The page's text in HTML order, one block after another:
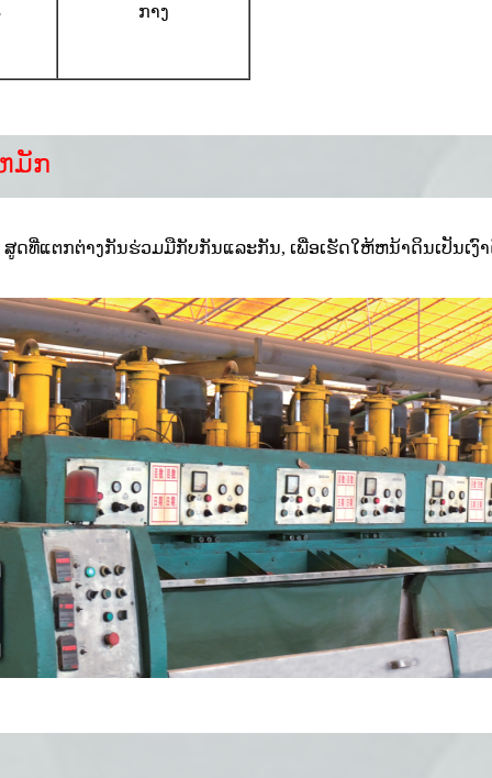
ກາງ
ມັກ​
ສູດທີ່ແຕກຕ່າງກັນຮ່ວມມືກັບກັນແລະກັນ, ເພື່ອເຮັດໃຫ້ຫນ້າດິນເປັນເ